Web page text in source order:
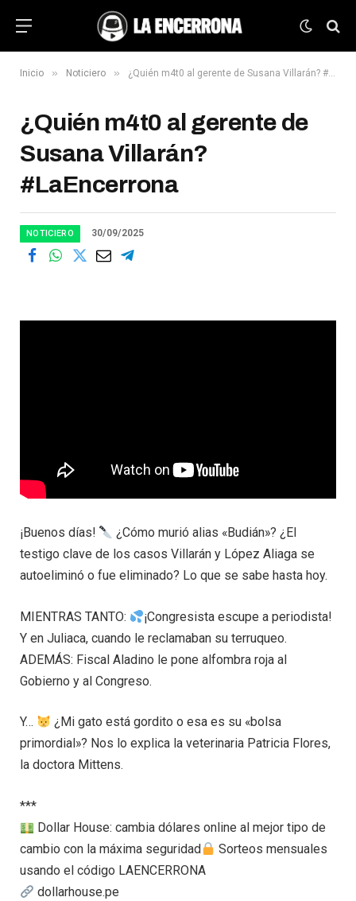
Inicio » Noticiero » ¿Quién m4t0 al gerente de Susana Villarán? #LaEncerrona
¿Quién m4t0 al gerente de
Susana Villarán?
#LaEncerrona
NOTICIERO 30/09/2025
¡Buenos días!
¿Cómo murió alias «Budián»? ¿El
testigo clave de los casos Villarán y López Aliaga se
autoeliminó o fue eliminado? Lo que se sabe hasta hoy.
MIENTRAS TANTO:
¡Congresista escupe a periodista!
Y en Juliaca, cuando le reclamaban su terruqueo.
ADEMÁS: Fiscal Aladino le pone alfombra roja al
Gobierno y al Congreso.
Y…
¿Mi gato está gordito o esa es su «bolsa
primordial»? Nos lo explica la veterinaria Patricia Flores,
la doctora Mittens.
***
Dollar House: cambia dólares online al mejor tipo de
cambio con la máxima seguridad
Sorteos mensuales
usando el código LAENCERRONA
dollarhouse.pe